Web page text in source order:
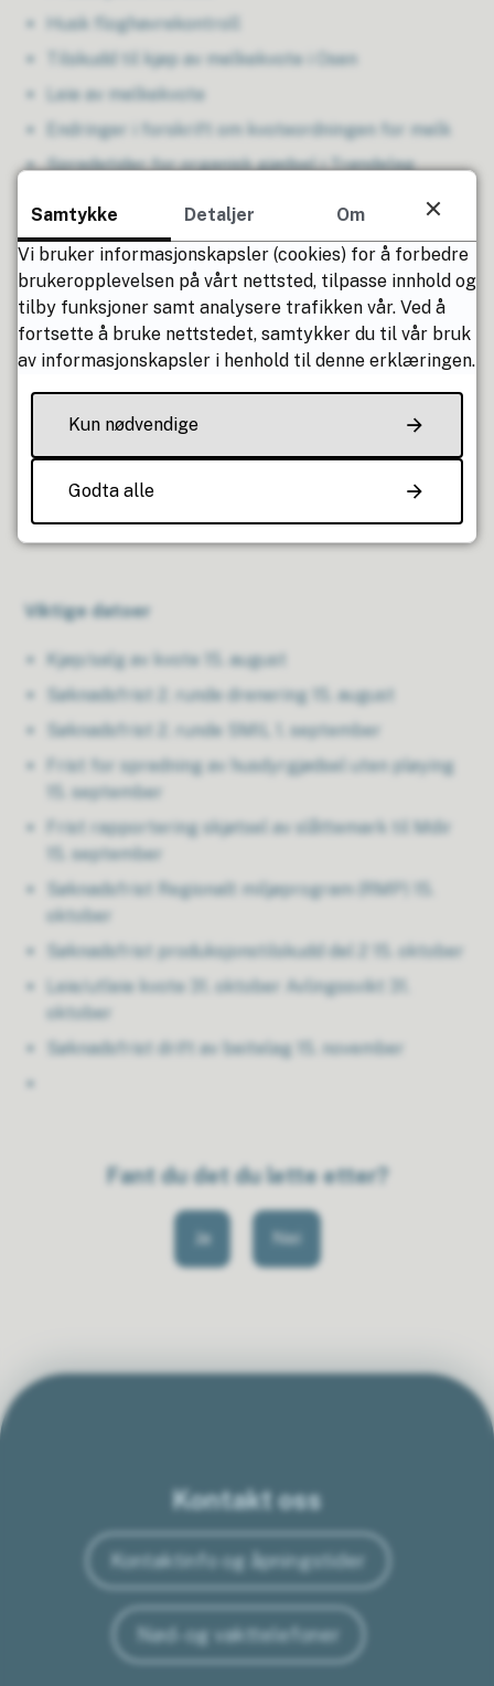
Husk floghavrekontroll
Tilskudd til kjøp av melkekvote i Osen
Leie av melkekvote
Endringer i forskrift om kvoteordningen for melk
Spredetider for organisk gjødsel i Trøndelag
Bygdeutviklingsmidler – Innovasjon Norge
Landbruksplast
Statusoppdatering Landbrukskontoret 2025
Ferieavvikling
Vedlagt ligger også invitasjon til markdag!
Vi ønsker alle en riktig fin sommer!
Viktige datoer
Kjøp/salg av kvote 15. august
Søknadsfrist 2. runde drenering 15. august
Søknadsfrist 2. runde SMIL 1. september
Frist for spredning av husdyrgjødsel uten pløying
15. september
Frist rapportering skjøtsel av slåttemark til Mdir
15. september
Søknadsfrist Regionalt miljøprogram (RMP) 15.
oktober
Søknadsfrist produksjonstilskudd del 2 15. oktober
Leie/utleie kvote 31. oktober Avlingssvikt 31.
oktober
Søknadsfrist drift av beitelag 15. november
Fant du det du lette etter?
Ja Nei
Kontakt oss
Kontaktinfo og åpningstider
Nød- og vakttelefoner
Samtykke Detaljer
Om
Vi bruker informasjonskapsler (cookies) for å forbedre
brukeropplevelsen på vårt nettsted, tilpasse innhold og
tilby funksjoner samt analysere trafikken vår. Ved å
fortsette å bruke nettstedet, samtykker du til vår bruk
av informasjonskapsler i henhold til denne erklæringen.
Kun nødvendige
Godta alle